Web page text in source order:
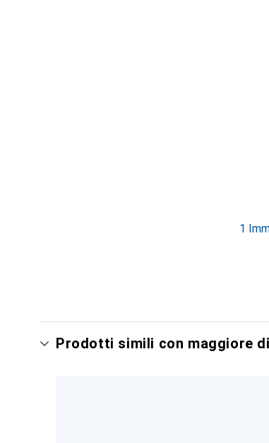
1
Prodotti simili con maggiore